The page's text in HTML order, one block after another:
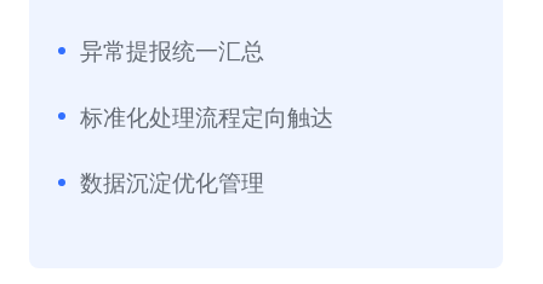
异常提报统一汇总
标准化处理流程定向触达
数据沉淀优化管理